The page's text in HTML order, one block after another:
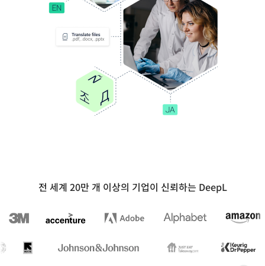
전 세계 20만 개 이상의 기업이 신뢰하는 DeepL